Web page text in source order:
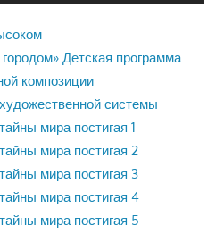
Детская программа
композиции
системы
мира постигая 1
мира постигая 2
мира постигая 3
мира постигая 4
мира постигая 5